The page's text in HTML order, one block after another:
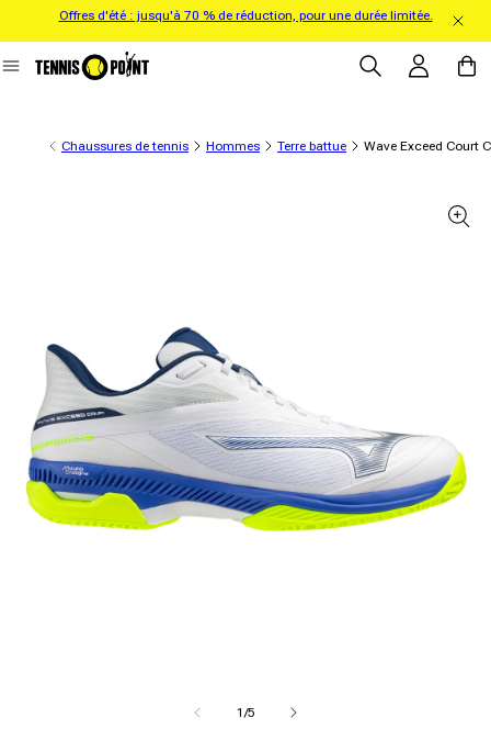
au contenu
Offres d'été : jusqu'à 70 % de réduction, pour une durée limitée.
Se connecter
Panier
Chaussures de tennis Hommes Terre battue Wave Exceed Court
1/de
5